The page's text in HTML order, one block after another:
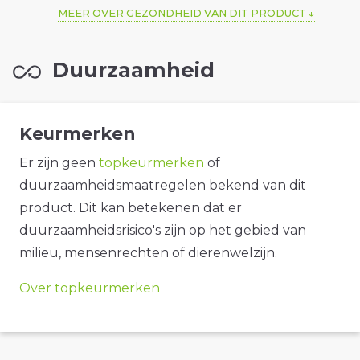
MEER OVER GEZONDHEID VAN DIT PRODUCT
Duurzaamheid
Keurmerken
Er zijn geen topkeurmerken of
duurzaamheidsmaatregelen bekend van dit
product. Dit kan betekenen dat er
duurzaamheidsrisico's zijn op het gebied van
milieu, mensenrechten of dierenwelzijn.
Over topkeurmerken